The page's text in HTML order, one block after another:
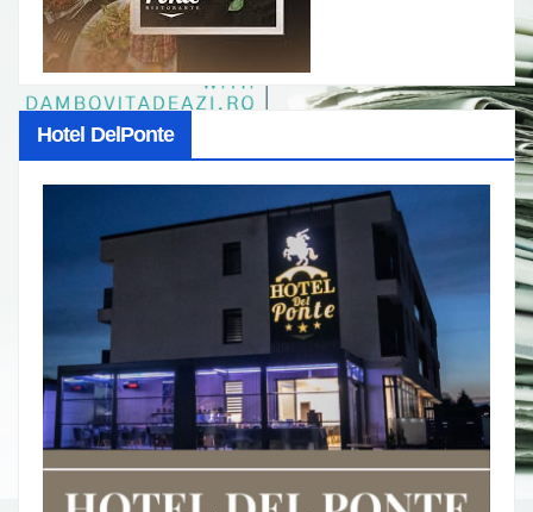
Hotel DelPonte